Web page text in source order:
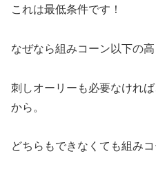
これは最低条件です！
なぜなら組みコーン以下の高
刺しオーリーも必要なけれ
から。
どちらもできなくても組みコ